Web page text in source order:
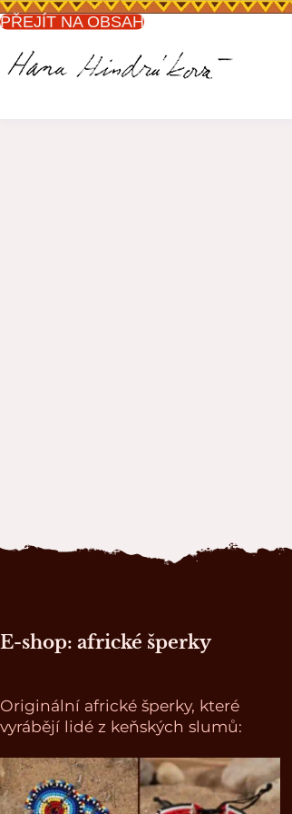
PŘEJÍT NA OBSAH
Zápatí stránky
E-shop: africké šperky
Originální africké šperky, které
vyrábějí lidé z keňských slumů: